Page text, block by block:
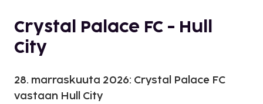
Crystal Palace FC - Hull
City
28. marraskuuta 2026: Crystal Palace FC
vastaan Hull City